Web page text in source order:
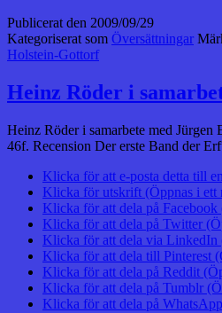
Publicerat den 2009/09/29
Kategoriserat som Översättningar
Holstein-Gottorf
Heinz Röder i
Heinz Röder i samarbete med
46f. Recension Der erste Band der
Klicka för att e-posta detta till
Klicka för utskrift (Öppnas i ett
Klicka för att dela på
Klicka för att dela på Twitter
Klicka för att dela via LinkedIn
Klicka för att dela till Pinterest
Klicka för att dela på Reddit
Klicka för att dela på Tumblr
Klicka för att dela på